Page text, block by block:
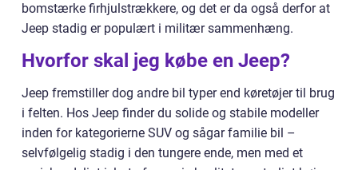
bomstærke firhjulstrækkere, og det er da også derfor at
Jeep stadig er populært i militær sammenhæng.
Hvorfor skal jeg købe en Jeep?
Jeep fremstiller dog andre bil typer end køretøjer til brug
i felten. Hos Jeep finder du solide og stabile modeller
inden for kategorierne SUV og sågar familie bil –
selvfølgelig stadig i den tungere ende, men med et